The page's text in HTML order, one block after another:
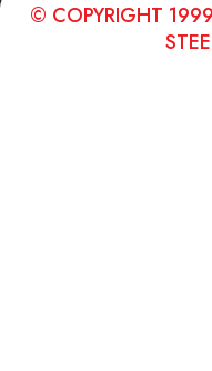
© COPYRIGHT